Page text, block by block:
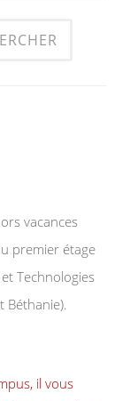
vacances
premier étage
Technologies
Béthanie).
il vous